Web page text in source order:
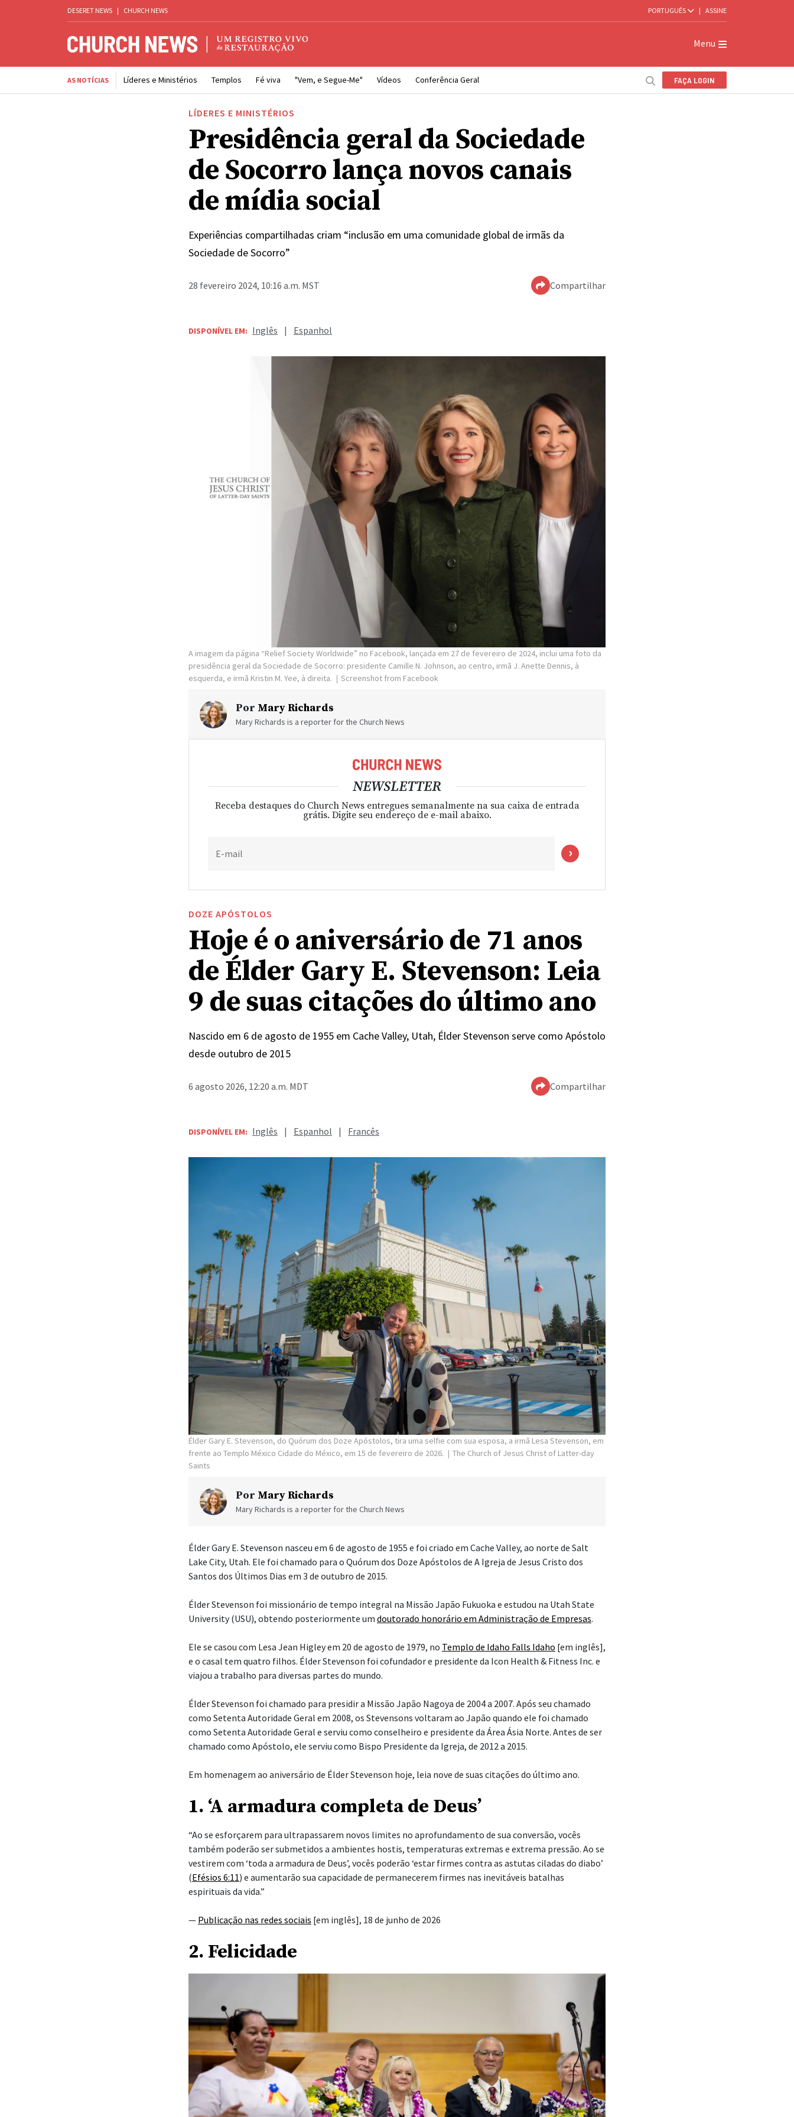
DESERET NEWS | CHURCH NEWS PORTUGUÊS | ASSINE
Menu
AS NOTÍCIAS Líderes e Ministérios Templos Fé viva "Vem, e Segue-Me" Vídeos Conferência Geral FAÇA LOGIN
LÍDERES E MINISTÉRIOS
Presidência geral da Sociedade
de Socorro lança novos canais
de mídia social
Experiências compartilhadas criam “inclusão em uma comunidade global de irmãs da
Sociedade de Socorro”
28 fevereiro 2024, 10:16 a.m. MST Compartilhar
DISPONÍVEL EM: Inglês | Espanhol
A imagem da página “Relief Society Worldwide” no Facebook, lançada em 27 de fevereiro de 2024, inclui uma foto da
presidência geral da Sociedade de Socorro: presidente Camille N. Johnson, ao centro, irmã J. Anette Dennis, à
esquerda, e irmã Kristin M. Yee, à direita.
Screenshot from Facebook
Por Mary Richards
Mary Richards is a reporter for the Church News
NEWSLETTER
Receba destaques do Church News entregues semanalmente na sua caixa de entrada
grátis. Digite seu endereço de e-mail abaixo.
E-mail
DOZE APÓSTOLOS
Hoje é o aniversário de 71 anos
de Élder Gary E. Stevenson: Leia
9 de suas citações do último ano
Nascido em 6 de agosto de 1955 em Cache Valley, Utah, Élder Stevenson serve como Apóstolo
desde outubro de 2015
6 agosto 2026, 12:20 a.m. MDT Compartilhar
DISPONÍVEL EM: Inglês | Espanhol | Francês
Élder Gary E. Stevenson, do Quórum dos Doze Apóstolos, tira uma selfie com sua esposa, a irmã Lesa Stevenson, em
frente ao Templo México Cidade do México, em 15 de fevereiro de 2026.
The Church of Jesus Christ of Latter-day
Saints
Por Mary Richards
Mary Richards is a reporter for the Church News
Élder Gary E. Stevenson nasceu em 6 de agosto de 1955 e foi criado em Cache Valley, ao norte de Salt
Lake City, Utah. Ele foi chamado para o Quórum dos Doze Apóstolos de A Igreja de Jesus Cristo dos
Santos dos Últimos Dias em 3 de outubro de 2015.
Élder Stevenson foi missionário de tempo integral na Missão Japão Fukuoka e estudou na Utah State
University (USU), obtendo posteriormente um doutorado honorário em Administração de Empresas.
Ele se casou com Lesa Jean Higley em 20 de agosto de 1979, no Templo de Idaho Falls Idaho [em inglês],
e o casal tem quatro filhos. Élder Stevenson foi cofundador e presidente da Icon Health & Fitness Inc. e
viajou a trabalho para diversas partes do mundo.
Élder Stevenson foi chamado para presidir a Missão Japão Nagoya de 2004 a 2007. Após seu chamado
como Setenta Autoridade Geral em 2008, os Stevensons voltaram ao Japão quando ele foi chamado
como Setenta Autoridade Geral e serviu como conselheiro e presidente da Área Ásia Norte. Antes de ser
chamado como Apóstolo, ele serviu como Bispo Presidente da Igreja, de 2012 a 2015.
Em homenagem ao aniversário de Élder Stevenson hoje, leia nove de suas citações do último ano.
1. ‘A armadura completa de Deus’
“Ao se esforçarem para ultrapassarem novos limites no aprofundamento de sua conversão, vocês
também poderão ser submetidos a ambientes hostis, temperaturas extremas e extrema pressão. Ao se
vestirem com ‘toda a armadura de Deus’, vocês poderão ‘estar firmes contra as astutas ciladas do diabo’
(Efésios 6:11) e aumentarão sua capacidade de permanecerem firmes nas inevitáveis batalhas
espirituais da vida.”
— Publicação nas redes sociais [em inglês], 18 de junho de 2026
2. Felicidade